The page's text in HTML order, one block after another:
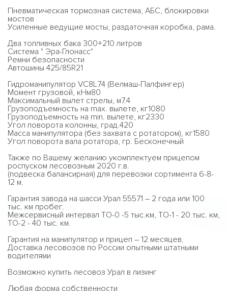
Пневматическая тормозная система, АБС, блокировки
мостов
Усиленные ведущие мосты, раздаточная коробка, рама.
Два топливных бака 300+210 литров
Система " Эра-Глонасс"
Ремни безопасности
Автошины 425/85R21
Гидроманипулятор VC8L74 (Велмаш-Палфингер)
Момент грузовой, кНм80
Максимальный вылет стрелы, м7.4
Грузоподъемность на max. вылете, кг1080
Грузоподъемность на min. вылете, кг2330
Угол поворота колонны, град.420
Масса манипулятора (без захвата с ротатором), кг1580
Угол поворота вала ротатора, гр. Бесконечный
Также по Вашему желанию укомплектуем прицепом
роспуском лесовозным 2020 г.в.
(подвеска балансирная) для перевозки сортимента 6-8-
12 м.
Гарантия завода на шасси Урал 55571 – 2 года или 100
тыс. км пробег.
Межсервисный интервал ТО-0 -5 тыс.км, ТО-1 - 20 тыс. км,
ТО-2 - 40 тыс. км.
Гарантия на манипулятор и прицеп – 12 месяцев.
Доставка лесовозов по России опытными штатными
водителями
Возможно купить лесовоз Урал в лизинг
Любая форма собственности